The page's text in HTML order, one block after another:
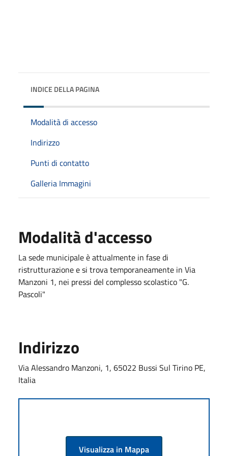
INDICE DELLA PAGINA
Modalità di accesso
Indirizzo
Punti di contatto
Galleria Immagini
Modalità d'accesso
La sede municipale è attualmente in fase di
ristrutturazione e si trova temporaneamente in Via
Manzoni 1, nei pressi del complesso scolastico "G.
Pascoli"
Indirizzo
Via Alessandro Manzoni, 1, 65022 Bussi Sul Tirino PE,
Italia
Visualizza in Mappa